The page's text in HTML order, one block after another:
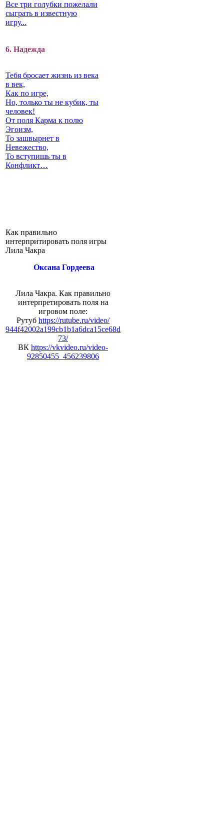
Все три голубки пожелали
сыграть в известную
игру...
6. Надежда
Тебя бросает жизнь из века
в век,
Как по игре,
Но, только ты не кубик, ты
человек!
От поля Карма к полю
Эгоизм,
То зашвырнет в
Невежество,
То вступишь ты в
Конфликт…
Как правильно
интерпритировать поля игры
Лила Чакра
Оксана Гордеева
Лила Чакра. Как правильно
интерпретировать поля на
игровом поле:
Рутуб https://rutube.ru/video/
944f42002a199cb1b1a6dca15ce68d
73/
ВК https://vkvideo.ru/video-
92850455_456239806